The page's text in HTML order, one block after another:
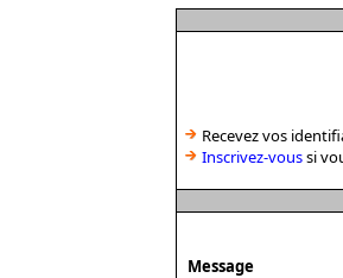
Recevez vos
Inscrivez-voussi
Message